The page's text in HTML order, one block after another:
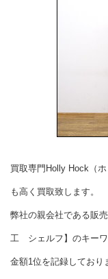
買取専門Holly Hock（
も高く買取致します。
弊社の親会社である販
工 シェルフ】のキーワ
金額1位を記録しており